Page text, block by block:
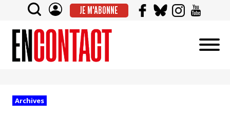
JE M'ABONNE
Archives